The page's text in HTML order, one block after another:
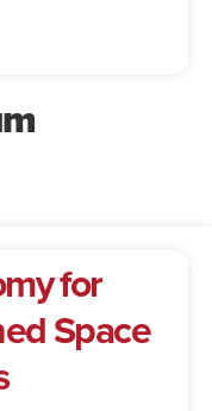
for
Space